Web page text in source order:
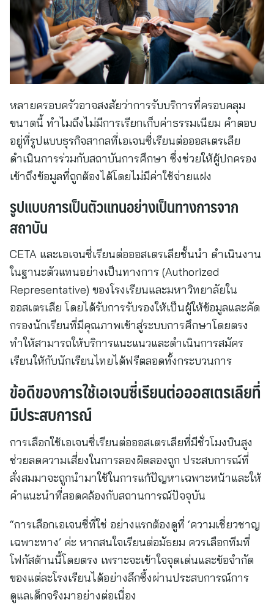
หลายครอบครัวอาจสงสัยว่าการรับบริการที่ครอบคลุม
ขนาดนี้ ทำไมถึงไม่มีการเรียกเก็บค่าธรรมเนียม คำตอบ
อยู่ที่รูปแบบธุรกิจสากลที่เอเจนซี่เรียนต่อออสเตรเลีย
ดำเนินการร่วมกับสถาบันการศึกษา ซึ่งช่วยให้ผู้ปกครอง
เข้าถึงข้อมูลที่ถูกต้องได้โดยไม่มีค่าใช้จ่ายแฝง
รูปแบบการเป็นตัวแทนอย่างเป็นทางการจาก
สถาบัน
CETA และเอเจนซี่เรียนต่อออสเตรเลียชั้นนำ ดำเนินงาน
ในฐานะตัวแทนอย่างเป็นทางการ (Authorized
Representative) ของโรงเรียนและมหาวิทยาลัยใน
ออสเตรเลีย โดยได้รับการรับรองให้เป็นผู้ให้ข้อมูลและคัด
กรองนักเรียนที่มีคุณภาพเข้าสู่ระบบการศึกษาโดยตรง
ทำให้สามารถให้บริการแนะแนวและดำเนินการสมัคร
เรียนให้กับนักเรียนไทยได้ฟรีตลอดทั้งกระบวนการ
ข้อดีของการใช้เอเจนซี่เรียนต่อออสเตรเลียที่
มีประสบการณ์
การเลือกใช้เอเจนซี่เรียนต่อออสเตรเลียที่มีชั่วโมงบินสูง
ช่วยลดความเสี่ยงในการลองผิดลองถูก ประสบการณ์ที่
สั่งสมมาจะถูกนำมาใช้ในการแก้ปัญหาเฉพาะหน้าและให้
คำแนะนำที่สอดคล้องกับสถานการณ์ปัจจุบัน
“การเลือกเอเจนซี่ที่ใช่ อย่างแรกต้องดูที่ ‘ความเชี่ยวชาญ
เฉพาะทาง’ ค่ะ หากสนใจเรียนต่อมัธยม ควรเลือกทีมที่
โฟกัสด้านนี้โดยตรง เพราะจะเข้าใจจุดเด่นและข้อจำกัด
ของแต่ละโรงเรียนได้อย่างลึกซึ้งผ่านประสบการณ์การ
ดูแลเด็กจริงมาอย่างต่อเนื่อง